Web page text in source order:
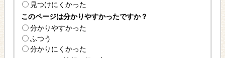
見つけにくかった
このページは分かりやすかったですか？
分かりやすかった
ふつう
分かりにくかった